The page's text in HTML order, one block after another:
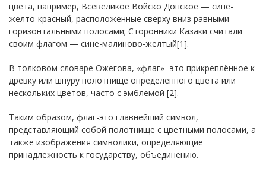
цвета, например, Всевеликое Войско Донское — сине-
желто-красный, расположенные сверху вниз равными
горизонтальными полосами; Сторонники Казаки считали
своим флагом — сине-малиново-желтый[1].
В толковом словаре Ожегова, «флаг»- это прикреплённое к
древку или шнуру полотнище определённого цвета или
нескольких цветов, часто с эмблемой [2].
Таким образом, флаг-это главнейший символ,
представляющий собой полотнище с цветными полосами, а
также изображения символики, определяющие
принадлежность к государству, объединению.